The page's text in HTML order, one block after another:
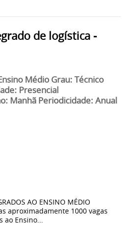
de logística -
Médio Grau: Técnico
Presencial
Manhã Periodicidade: Anual
AO ENSINO MÉDIO
aproximadamente 1000 vagas
Ensino...